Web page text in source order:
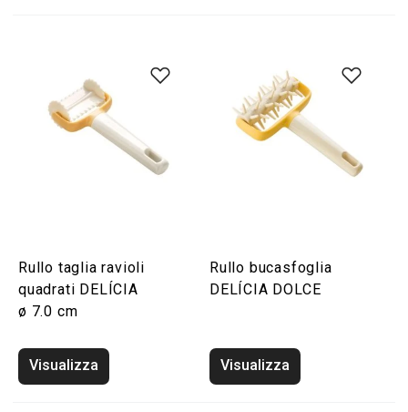
Rullo taglia ravioli
quadrati DELÍCIA
ø 7.0 cm
Visualizza
Rullo bucasfoglia
DELÍCIA DOLCE
Visualizza